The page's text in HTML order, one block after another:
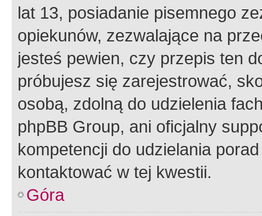
lat 13, posiadanie pisemnego
opiekunów, zezwalające na
jesteś pewien, czy przepis ten
próbujesz się zarejestrować,
osobą, zdolną do udzielenia
phpBB Group, ani oficjalny
kompetencji do udzielania
kontaktować w tej kwestii.
Góra